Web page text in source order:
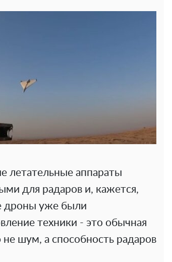
летательные аппараты
для радаров и, кажется,
дроны уже были
техники - это обычная
не шум, а способность радаров